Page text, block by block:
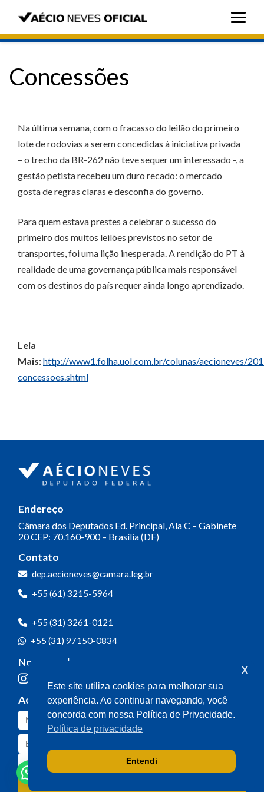
Concessões
Na última semana, com o fracasso do leilão do primeiro
lote de rodovias a serem concedidas à iniciativa privada
– o trecho da BR-262 não teve sequer um interessado -, a
gestão petista recebeu um duro recado: o mercado
gosta de regras claras e desconfia do governo.
Para quem estava prestes a celebrar o sucesso do
primeiro dos muitos leilões previstos no setor de
transportes, foi uma lição inesperada. A rendição do PT à
realidade de uma governança pública mais responsável
com os destinos do país requer ainda longo aprendizado.
Leia
Mais:http://www1.folha.uol.com.br/colunas/aecioneves/
concessoes.shtml
Endereço
Câmara dos Deputados Ed. Principal, Ala C – Gabinete
20CEP: 70.160-900 – Brasília (DF)
Contato
dep.aecioneves@camara.leg.br
+55 (61) 3215-5964
+55 (31) 3261-0121
+55 (31) 97150-0834
Nossas redes
Acompanhe o meu mandato
Este site utiliza cookies para melhorar sua
experiência. Ao continuar navegando, você
concorda com nossa Política de Privacidade.
Política de privacidade
Entendi
x